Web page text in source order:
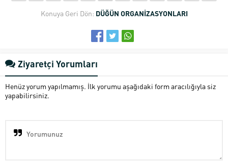
Konuya Geri Dön: DÜĞÜN ORGANİZASYONLARI
Ziyaretçi Yorumları
Henüz yorum yapılmamış. İlk yorumu aşağıdaki form aracılığıyla siz
yapabilirsiniz.